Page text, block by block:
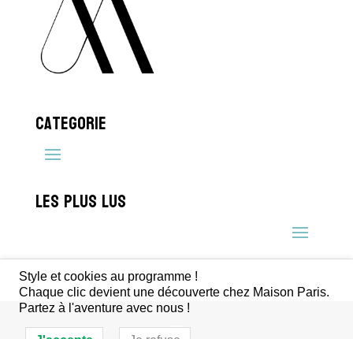
Categorie
Les plus lus
Style et cookies au programme !
Chaque clic devient une découverte chez Maison Paris.
Partez à l'aventure avec nous !